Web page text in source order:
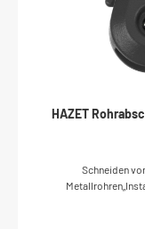
HAZET
Schneiden
für besseres